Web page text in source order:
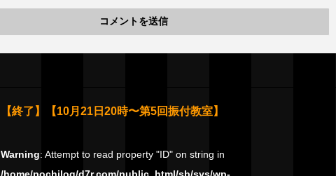
【終了】【10月21日20時〜第5回振付教室】
Warning: Attempt to read property "ID" on string in